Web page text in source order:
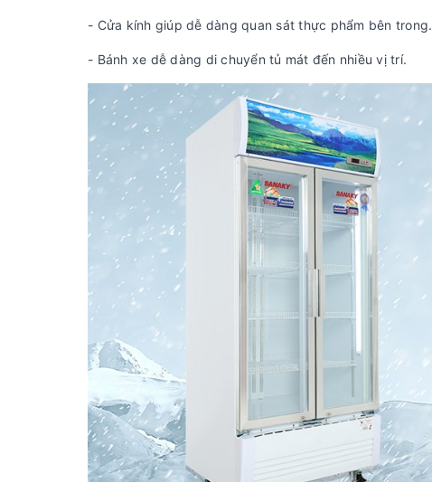
- Cửa kính giúp dễ dàng quan sát thực phẩm bên trong.
- Bánh xe dễ dàng di chuyển tủ mát đến nhiều vị trí.